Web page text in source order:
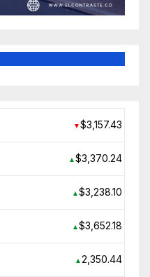
▼$3,157.43
▲$3,370.24
▲$3,238.10
▲$3,652.18
▲2,350.44